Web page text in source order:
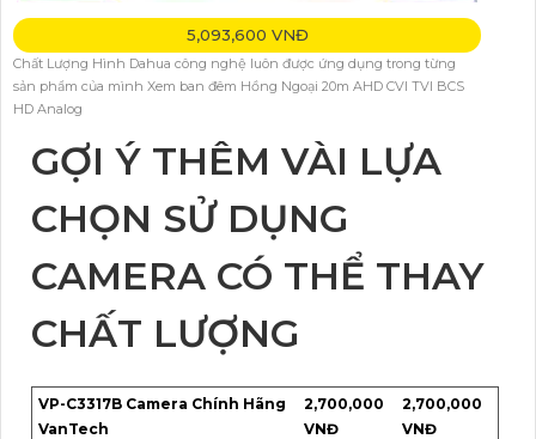
5,093,600 VNĐ
Chất Lượng Hình Dahua công nghệ luôn được ứng dụng trong từng
sản phẩm của mình Xem ban đêm Hồng Ngoại 20m AHD CVI TVI BCS
HD Analog
GỢI Ý THÊM VÀI LỰA
CHỌN SỬ DỤNG
CAMERA CÓ THỂ THAY
CHẤT LƯỢNG
VP-C3317B Camera Chính Hãng
VanTech
2,700,000
VNĐ
2,700,000
VNĐ